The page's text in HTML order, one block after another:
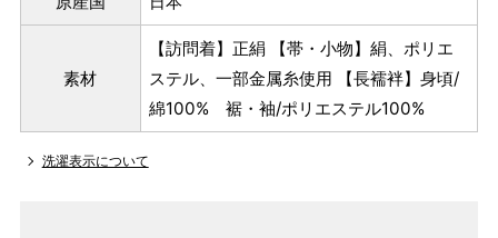
素材
【訪問着】正絹 【帯・小物】絹、ポリエ
ステル、一部金属糸使用 【長襦袢】身頃/
綿100% 裾・袖/ポリエステル100%
洗濯表示について